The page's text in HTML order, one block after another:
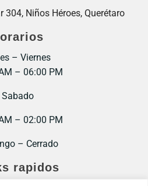
304, Niños Héroes, Querétaro
– Viernes
– 06:00 PM
Sabado
– 02:00 PM
– Cerrado
rapidos